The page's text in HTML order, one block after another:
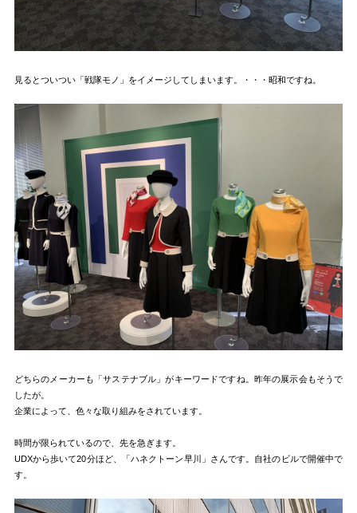
見るとついつい「戦隊モノ」をイメージしてしまいます。・・・昭和ですね。
どちらのメーカーも「サステナブル」がキーワードですね。昨年の展示会もそうで
したが。
企業によって、色々な取り組みをされています。
時間が限られているので、先を急ぎます。
UDXから歩いて20分ほど、「ハネクトーン早川」さんです。自社のビルで開催中で
す。